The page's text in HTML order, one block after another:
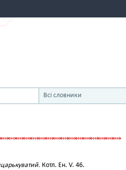
Всі словники
Котл. Ен. V. 46.